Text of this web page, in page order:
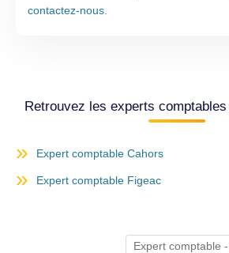
contactez-nous
Retrouvez les experts
Expert comptable Cahors
Expert comptable Figeac
Expert comptable